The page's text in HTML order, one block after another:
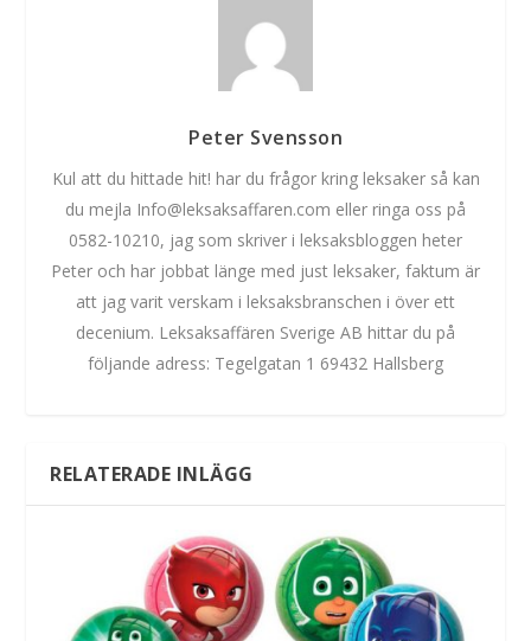
Peter Svensson
Kul att du hittade hit! har du frågor kring leksaker så kan
du mejla Info@leksaksaffaren.com eller ringa oss på
0582-10210, jag som skriver i leksaksbloggen heter
Peter och har jobbat länge med just leksaker, faktum är
att jag varit verskam i leksaksbranschen i över ett
decenium. Leksaksaffären Sverige AB hittar du på
följande adress: Tegelgatan 1 69432 Hallsberg
RELATERADE INLÄGG